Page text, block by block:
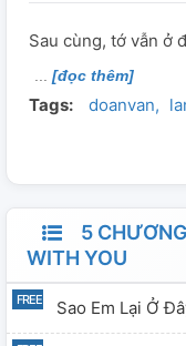
Sau cùng, tớ vẫn ở
[đọc thêm]
Tags: doanvan
5
WITH YOU
Sao Em Lại Ở